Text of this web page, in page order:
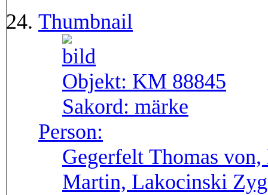
Thumbnail
Objekt: KM 88845
Sakord: märke
Person:
Gegerfelt Thomas
Martin, Lakocinski